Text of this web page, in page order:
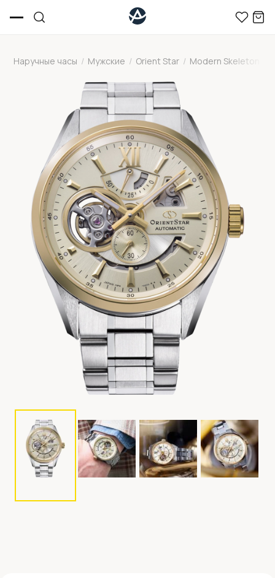
Наручные часы / Мужские / Orient Star / Modern Skeleton